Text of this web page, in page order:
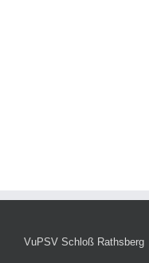
VuPSV Schloß Rathsberg